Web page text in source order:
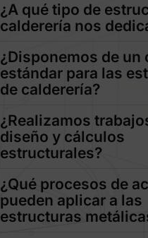
¿A qué tipo de
calderería nos
¿Disponemos de un
estándar para las
de calderería?
¿Realizamos
diseño y cálculos
estructurales?
¿Qué procesos de
pueden aplicar a las
estructuras